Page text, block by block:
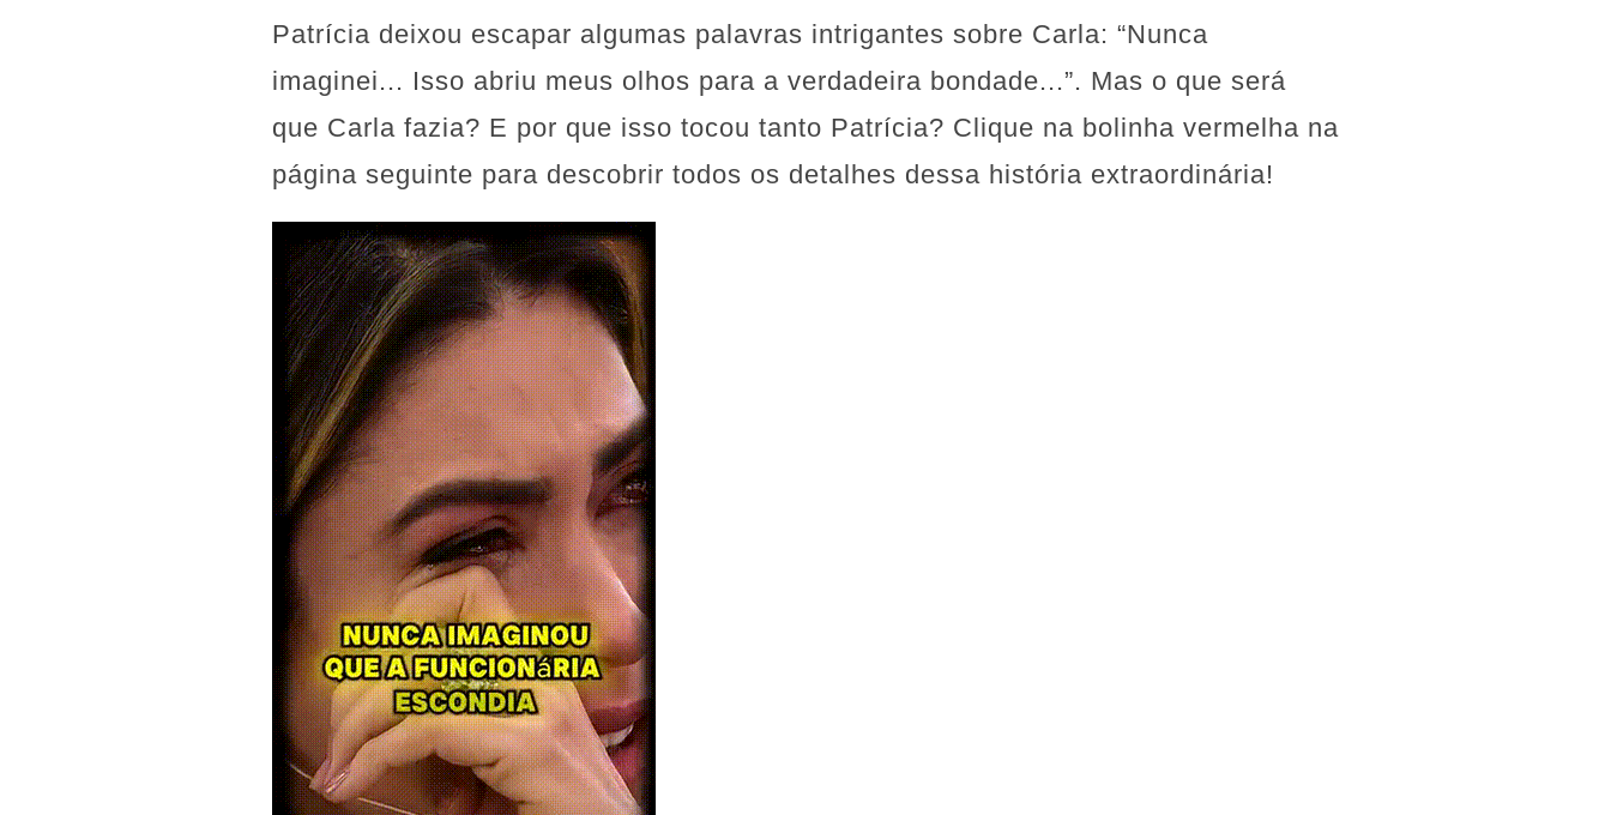
Patrícia deixou escapar algumas palavras intrigantes sobre Carla: “Nunca
imaginei... Isso abriu meus olhos para a verdadeira bondade...”. Mas o que será
que Carla fazia? E por que isso tocou tanto Patrícia? Clique na bolinha vermelha na
página seguinte para descobrir todos os detalhes dessa história extraordinária!